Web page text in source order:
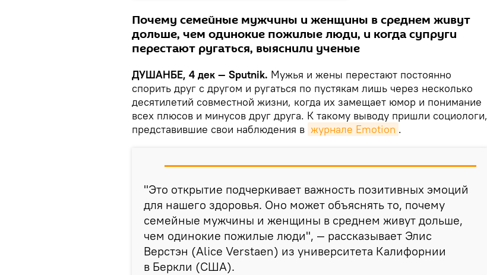
Почему семейные мужчины и женщины в среднем живут
дольше, чем одинокие пожилые люди, и когда супруги
перестают ругаться, выяснили ученые
ДУШАНБЕ, 4 дек — Sputnik. Мужья и жены перестают постоянно
спорить друг с другом и ругаться по пустякам лишь через несколько
десятилетий совместной жизни, когда их замещает юмор и понимание
всех плюсов и минусов друг друга. К такому выводу пришли социологи,
представившие свои наблюдения в журнале Emotion .
"Это открытие подчеркивает важность позитивных эмоций
для нашего здоровья. Оно может объяснять то, почему
семейные мужчины и женщины в среднем живут дольше,
чем одинокие пожилые люди", — рассказывает Элис
Верстэн (Alice Verstaen) из университета Калифорнии
в Беркли (США).